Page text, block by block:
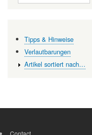
Tipps & Hinweise
Verlautbarungen
Artikel sortiert nach…